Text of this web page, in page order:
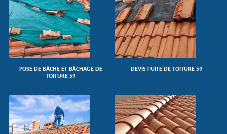
POSE DE BÂCHE ET BÂCHAGE DE
TOITURE 59
DEVIS FUITE DE TOITURE 59